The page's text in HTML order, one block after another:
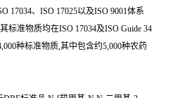
17034、ISO 17025以及ISO 9001体系
标准物质均在ISO 17034及ISO Guide 34
种标准物质,其中包含约5,000种农药